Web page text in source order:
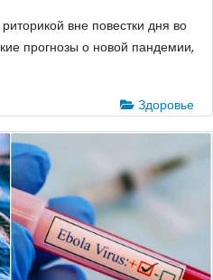
вне повестки дня во
прогнозы о новой пандемии,
Здоровье